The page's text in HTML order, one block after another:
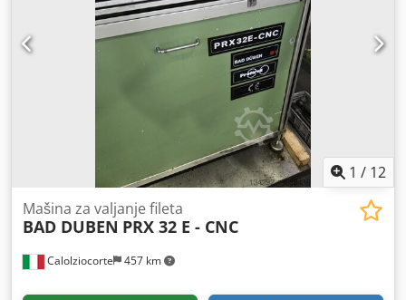
1 / 12
Calolziocorte 457 km
Mašina za valjanje fileta
BAD DUBEN PRX 32 E - CNC